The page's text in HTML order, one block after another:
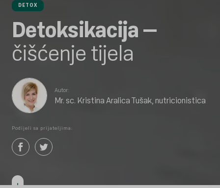
DETOX
Detoksikacija –
čišćenje tijela
Autor:
Mr. sc. Kristina Aralica Tušak, nutricionistica
Podijeli sa prijateljima: